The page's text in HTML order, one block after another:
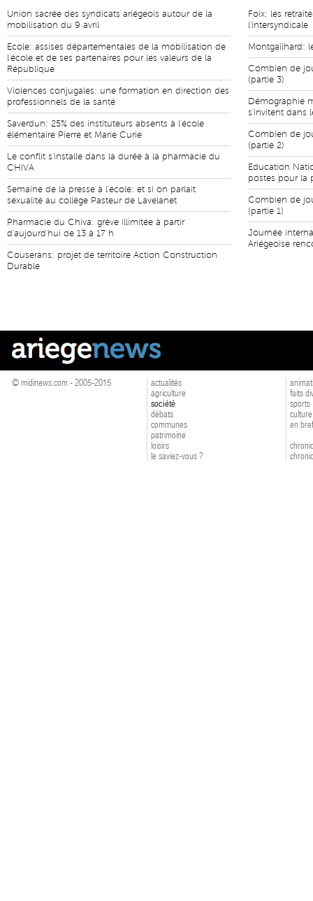
Union sacrée des syndicats ariégeois autour de la
mobilisation du 9 avril
Ecole: assises départementales de la mobilisation de
l'école et de ses partenaires pour les valeurs de la
République
Violences conjugales: une formation en direction des
professionnels de la santé
Saverdun: 25% des instituteurs absents à l'école
élémentaire Pierre et Marie Curie
Le conflit s'installe dans la durée à la pharmacie du
CHIVA
Semaine de la presse à l'école: et si on parlait
sexualité au collège Pasteur de Lavelanet
Pharmacie du Chiva: grève illimitée à partir
d'aujourd'hui de 13 à 17 h
Couserans: projet de territoire Action Construction
Durable
Foix: les
l'intersyndicale
Montgailhard:
Combien de
(partie 3)
Démographie
s'invitent dans
Combien de
(partie 2)
Education
postes pour la
Combien de
(partie 1)
Journée
Ariégeoise
© midinews.com - 2005-2015
actualités
agriculture
société
débats
communes
patrimoine
loisirs
le saviez-vous ?
faits
sports
culture
en bref